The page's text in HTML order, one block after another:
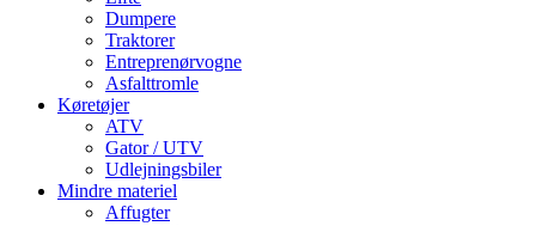
Dumpere
Traktorer
Entreprenørvogne
Asfalttromle
Køretøjer
ATV
Gator / UTV
Udlejningsbiler
Mindre materiel
Affugter